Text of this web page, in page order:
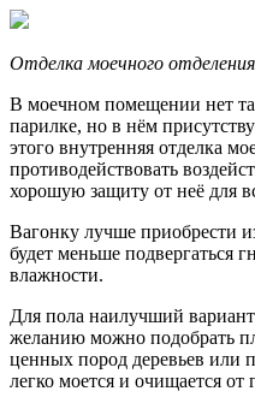
Отделка моечного отделения
В моечном помещении нет
парилке, но в нём
этого внутренняя отделка
противодействовать
хорошую защиту от неё для
Вагонку лучше приобрести
будет меньше подвергаться
влажности.
Для пола наилучший
желанию можно подобрать
ценных пород деревьев или
легко моется и очищается от